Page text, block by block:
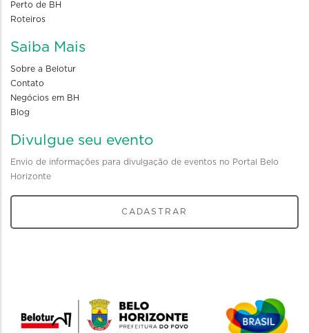
Perto de BH
Roteiros
Saiba Mais
Sobre a Belotur
Contato
Negócios em BH
Blog
Divulgue seu evento
Envio de informações para divulgação de eventos no Portal Belo
Horizonte
CADASTRAR